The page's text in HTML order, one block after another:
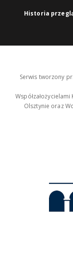
Historia
Serwis tworzony
Olsztynie oraz